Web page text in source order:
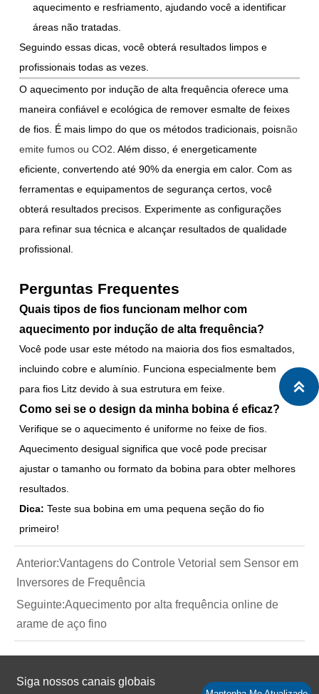
aquecimento e resfriamento, ajudando você a identificar
áreas não tratadas.
Seguindo essas dicas, você obterá resultados limpos e
profissionais todas as vezes.
O aquecimento por indução de alta frequência oferece uma
maneira confiável e ecológica de remover esmalte de feixes
de fios. É mais limpo do que os métodos tradicionais, poisnão
emite fumos ou CO2 . Além disso, é energeticamente
eficiente, convertendo até 90% da energia em calor. Com as
ferramentas e equipamentos de segurança certos, você
obterá resultados precisos. Experimente as configurações
para refinar sua técnica e alcançar resultados de qualidade
profissional.
Perguntas Frequentes
Quais tipos de fios funcionam melhor com
aquecimento por indução de alta frequência?
Você pode usar este método na maioria dos fios esmaltados,
incluindo cobre e alumínio. Funciona especialmente bem
para fios Litz devido à sua estrutura em feixe.
Como sei se o design da minha bobina é eficaz?
Verifique se o aquecimento é uniforme no feixe de fios.
Aquecimento desigual significa que você pode precisar
ajustar o tamanho ou formato da bobina para obter melhores
resultados.
Dica: Teste sua bobina em uma pequena seção do fio
primeiro!
Anterior:Vantagens do Controle Vetorial sem Sensor em
Inversores de Frequência
Seguinte:Aquecimento por alta frequência online de
arame de aço fino
Siga nossos canais globais
